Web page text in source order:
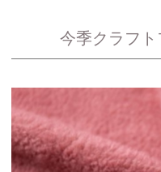
今季クラフ